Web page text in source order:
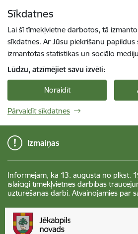
Sīkdatnes
Lai šī tīmekļvietne darbotos, tā
sīkdatnes. Ar Jūsu piekrišanu papildus
izmantotas statistikas un sociālo
Lūdzu, atzīmējiet savu izvēli:
Noraidīt
Pārvaldīt sīkdatnes
Izmaiņas
Informējam, ka 13. augustā no plkst.
īslaicīgi tīmekļvietnes darbības
uzturēšanas darbi. Atvainojamies par